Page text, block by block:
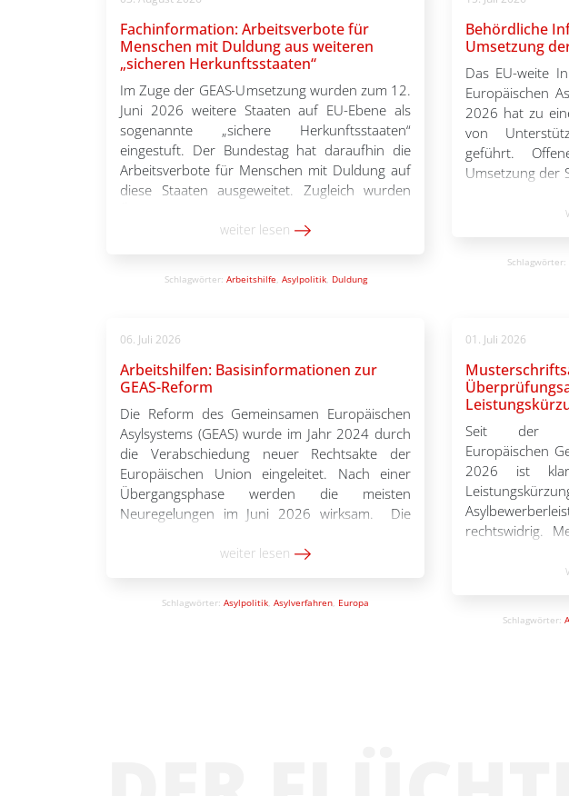
Fachinformation: Arbeitsverbote für
Menschen mit Duldung aus weiteren
„sicheren Herkunftsstaaten“
Im Zuge der GEAS-Umsetzung wurden zum 12.
Juni 2026 weitere Staaten auf EU-Ebene als
sogenannte „sichere Herkunftsstaaten“
eingestuft. Der Bundestag hat daraufhin die
Arbeitsverbote für Menschen mit Duldung auf
diese Staaten ausgeweitet. Zugleich wurden
bestimmte Personen von dem Arbeitsverbot
Gesetzespaketen beschlossen wurden, […]
weiter lesen
Schlagwörter: Arbeitshilfe, Asylpolitik, Duldung
Behördliche
Umsetzung
Das EU-weite
Europäischen
2026 hat zu
von
geführt.
Umsetzung der
der Ablauf
Während viele
Schlagwörter:
06. Juli 2026
Arbeitshilfen: Basisinformationen zur
GEAS-Reform
Die Reform des Gemeinsamen Europäischen
Asylsystems (GEAS) wurde im Jahr 2024 durch
die Verabschiedung neuer Rechtsakte der
Europäischen Union eingeleitet. Nach einer
Übergangsphase werden die meisten
Neuregelungen im Juni 2026 wirksam. Die
wichtigsten Elemente der GEAS-Reform
Halbjahr 2026 […]
weiter lesen
Schlagwörter: Asylpolitik, Asylverfahren, Europa
01. Juli 2026
Seit der
Europäischen
2026 ist
rechtswidrig.
gering
von Pro Asyl
Schlagwörter: